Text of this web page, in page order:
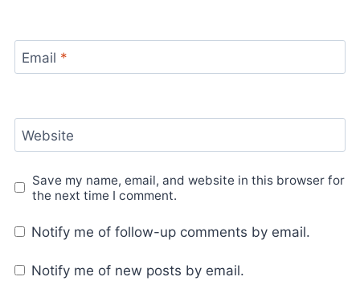
Email *
Website
Save my name, email, and website in this browser for
the next time I comment.
Notify me of follow-up comments by email.
Notify me of new posts by email.